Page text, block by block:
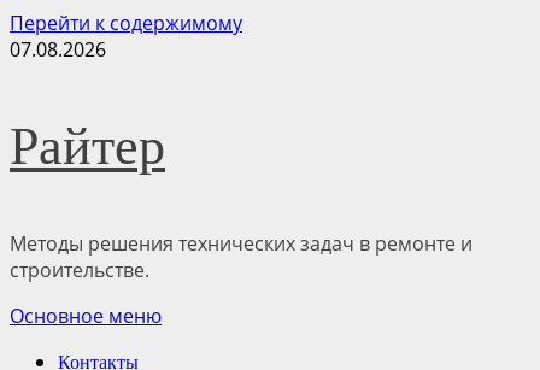
Перейти к содержимому
07.08.2026
Райтер
Методы решения технических задач в ремонте и
строительстве.
Основное меню
Контакты